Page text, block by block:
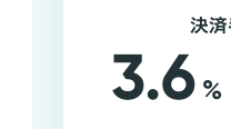
決
3.6 %